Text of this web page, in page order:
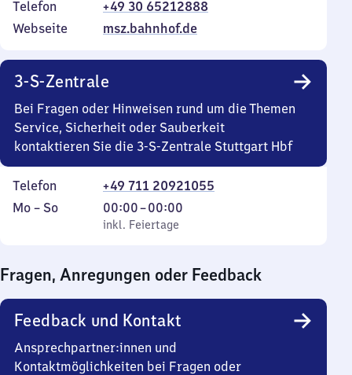
Telefon
+49 30 65212888
Webseite
msz.bahnhof.de
3-S-Zentrale
Bei Fragen oder Hinweisen rund um die Themen
Service, Sicherheit oder Sauberkeit
kontaktieren Sie die 3-S-Zentrale Stuttgart Hbf
Telefon
+49 711 20921055
Montag
Mo – So,
inkl. Feiertage
00:00–00:00
Von
0
0
Uhr
inkl. Feiertage
Fragen, Anregungen oder Feedback
Feedback und Kontakt
Ansprechpartner:innen und
Kontaktmöglichkeiten bei Fragen oder